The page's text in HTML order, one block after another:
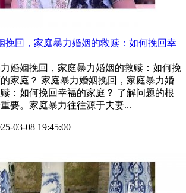
挽回，家庭暴力婚姻的救赎：如何挽回幸
婚姻挽回，家庭暴力婚姻的救赎：如何挽
家庭？ 家庭暴力婚姻挽回，家庭暴力婚
：如何挽回幸福的家庭？ 了解问题的根
要。家庭暴力往往源于夫妻...
03-08 19:45:00